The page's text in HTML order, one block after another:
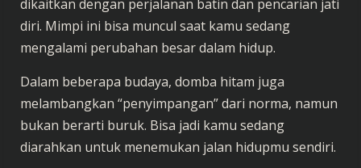
dikaitkan dengan perjalanan batin dan pencarian jati
diri. Mimpi ini bisa muncul saat kamu sedang
mengalami perubahan besar dalam hidup.
Dalam beberapa budaya, domba hitam juga
melambangkan “penyimpangan” dari norma, namun
bukan berarti buruk. Bisa jadi kamu sedang
diarahkan untuk menemukan jalan hidupmu sendiri.